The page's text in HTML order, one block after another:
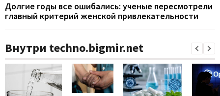
Долгие годы все ошибались: ученые пересмотрели
главный критерий женской привлекательности
Внутри techno.bigmir.net